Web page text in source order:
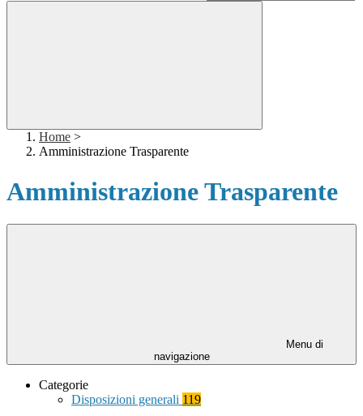
Home >
Amministrazione Trasparente
Amministrazione Trasparente
Menu di
navigazione
Categorie
Disposizioni generali 119